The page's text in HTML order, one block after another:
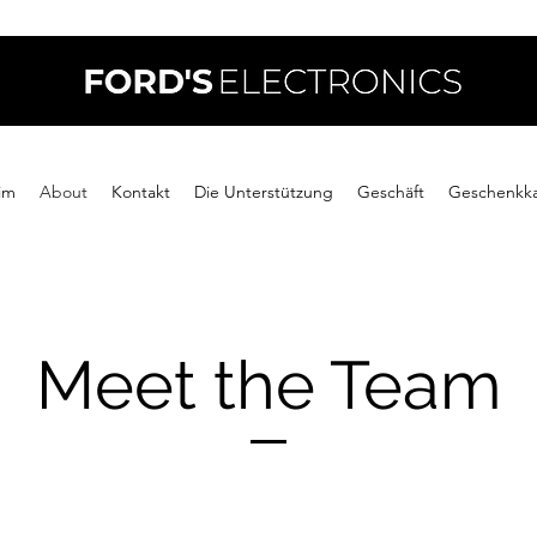
About Kontakt Die Unterstützung Geschäft
Meet the Team